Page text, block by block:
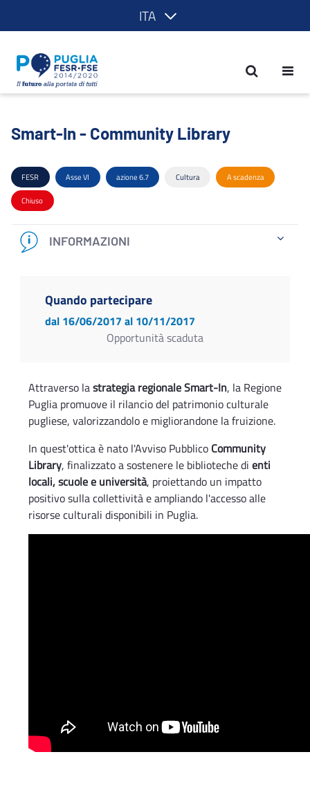
ITA
Smart-In - Community Library - POR
Smart-In - Community Library
FESR Asse VI azione 6.7 Cultura A scadenza
Chiuso
INFORMAZIONI
Quando partecipare
dal 16/06/2017 al 10/11/2017
Opportunità scaduta
Attraverso lastrategia regionale Smart-In, la Regione
Puglia promuove il rilancio del patrimonio culturale
pugliese, valorizzandolo e migliorandone la fruizione.
In quest'ottica è nato l'Avviso Pubblico Community
Library, finalizzato a sostenere le biblioteche di enti
locali, scuole e università, proiettando un impatto
positivo sulla collettività e ampliando l'accesso alle
risorse culturali disponibili in Puglia.